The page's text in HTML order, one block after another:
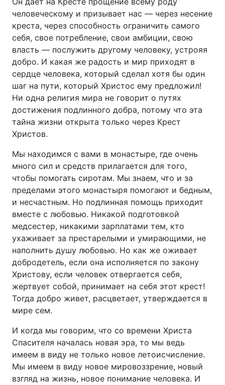
человеческому и призывает нас — через несение
креста, через способность ограничить самого
себя, свое потребление, свои амбиции, свою
власть — послужить другому человеку, устрояя
добро. И какая же радость и мир приходят в
сердце человека, который сделал хотя бы один
шаг на пути, который Христос ему предложил!
Ни одна религия мира не говорит о путях
достижения подлинного добра, потому что эта
тайна жизни открыта только через Крест
Христов.
Мы находимся с вами в монастыре, где очень
много сил и средств прилагается для того,
чтобы помогать сиротам. Мы знаем, что и за
пределами этого монастыря помогают и бедным,
и несчастным. Но подлинная помощь приходит
вместе с любовью. Никакой подготовкой
медсестер, никакими зарплатами тем, кто
ухаживает за престарелыми и умирающими, не
наполнить душу любовью. Но как же оживает
добродетель, если она исполняется по закону
Христову, если человек отвергается себя,
жертвует собой, принимает на себя этот крест!
Тогда добро живет, расцветает, утверждается в
мире сем.
И когда мы говорим, что со времени Христа
Спасителя началась новая эра, то мы ведь
имеем в виду не только новое летоисчисление.
Мы имеем в виду новое мировоззрение, новый
взгляд на жизнь, новое понимание человека. И